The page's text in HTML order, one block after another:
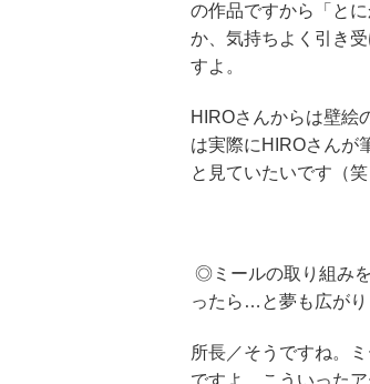
の作品ですから「と
か、気持ちよく引き
すよ。
HIROさんからは壁絵
は実際にHIROさんが
と見ていたいです（笑
◎ミールの取り組み
ったら…と夢も広がり
所長／そうですね。